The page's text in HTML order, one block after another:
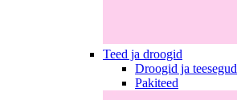
Teed ja droogid
Droogid ja teesegud
Pakiteed